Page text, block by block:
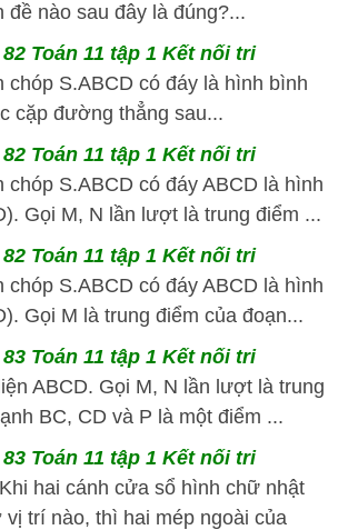
đề nào sau đây là đúng?...
Toán 11 tập 1 Kết nối tri
chóp S.ABCD có đáy là hình bình
cặp đường thẳng sau...
Toán 11 tập 1 Kết nối tri
chóp S.ABCD có đáy ABCD là hình
Gọi M, N lần lượt là trung điểm ...
Toán 11 tập 1 Kết nối tri
chóp S.ABCD có đáy ABCD là hình
Gọi M là trung điểm của đoạn...
Toán 11 tập 1 Kết nối tri
ABCD. Gọi M, N lần lượt là trung
BC, CD và P là một điểm ...
Toán 11 tập 1 Kết nối tri
hai cánh cửa sổ hình chữ nhật
trí nào, thì hai mép ngoài của